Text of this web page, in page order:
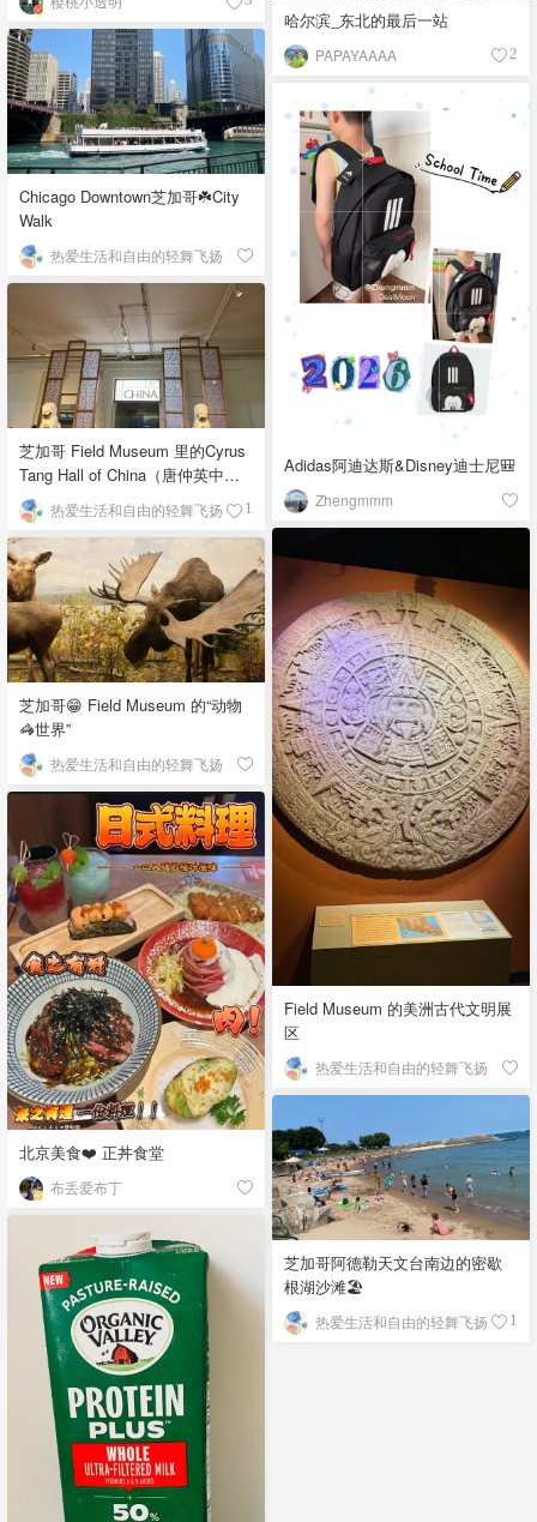
哈尔滨_东北的最后一站
PAPAYAAAA 2
Chicago Downtown芝加哥☘️City
Walk
热爱生活和自由的轻舞飞扬
Adidas阿迪达斯&Disney迪士尼🎒
Zhengmmm
芝加哥 Field Museum 里的Cyrus
Tang Hall of China（唐仲英中国
馆） 热爱生活和自由的轻舞飞扬 1
Field Museum 的美洲古代文明展
区
热爱生活和自由的轻舞飞扬
芝加哥😁 Field Museum 的“动物
🦓世界”
热爱生活和自由的轻舞飞扬
北京美食❤️ 正丼食堂
布丢爱布丁
芝加哥阿德勒天文台南边的密歇
根湖沙滩🏖️
热爱生活和自由的轻舞飞扬 1